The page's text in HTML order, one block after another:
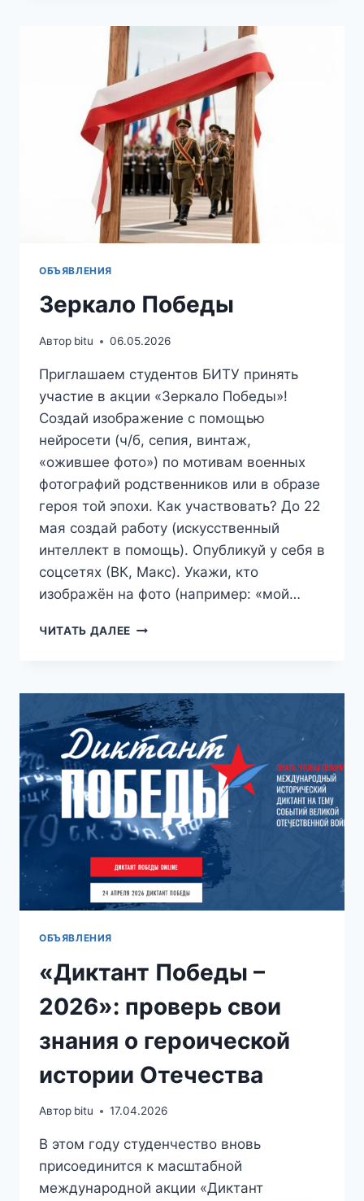
КАРТЫ»!
ОБЪЯВЛЕНИЯ
Зеркало Победы
Автор bitu 06.05.2026
Приглашаем студентов БИТУ принять
участие в акции «Зеркало Победы»!
Создай изображение с помощью
нейросети (ч/б, сепия, винтаж,
«ожившее фото») по мотивам военных
фотографий родственников или в образе
героя той эпохи. Как участвовать? До 22
мая создай работу (искусственный
интеллект в помощь). Опубликуй у себя в
соцсетях (ВК, Макс). Укажи, кто
изображён на фото (например: «мой…
ЧИТАТЬ ДАЛЕЕ ЗЕРКАЛО
ОБЪЯВЛЕНИЯ
«Диктант Победы –
2026»: проверь свои
знания о героической
истории Отечества
Автор bitu 17.04.2026
В этом году студенчество вновь
присоединится к масштабной
международной акции «Диктант